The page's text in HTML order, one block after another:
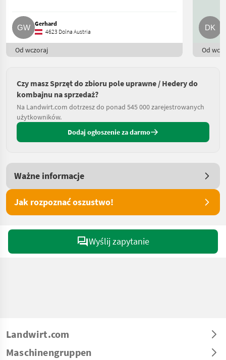
Gerhard
4623 Dolna Austria
Od wczoraj Od
Czy masz Sprzęt do zbioru pole uprawne / Hedery do
kombajnu na sprzedaż?
Na Landwirt.com dotrzesz do ponad 545 000 zarejestrowanych
użytkowników.
Dodaj ogłoszenie za darmo
Ważne informacje
Jak rozpoznać oszustwo!
Wyślij zapytanie
Landwirt.com
Maschinengruppen